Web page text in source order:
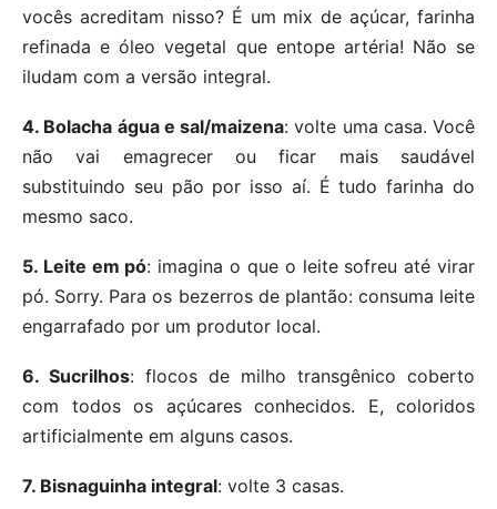
vocês acreditam nisso? É um mix de açúcar, farinha
refinada e óleo vegetal que entope artéria! Não se
iludam com a versão integral.
4. Bolacha água e sal/maizena: volte uma casa. Você
não vai emagrecer ou ficar mais saudável
substituindo seu pão por isso aí. É tudo farinha do
mesmo saco.
5. Leite em pó: imagina o que o leite sofreu até virar
pó. Sorry. Para os bezerros de plantão: consuma leite
engarrafado por um produtor local.
6. Sucrilhos: flocos de milho transgênico coberto
com todos os açúcares conhecidos. E, coloridos
artificialmente em alguns casos.
7. Bisnaguinha integral: volte 3 casas.